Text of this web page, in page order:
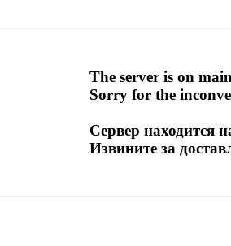
The server is on
Sorry for the
Сервер находится
Извините за